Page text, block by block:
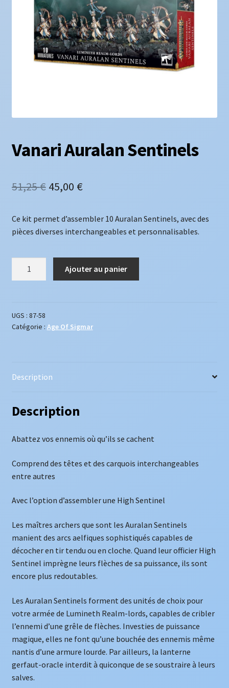
Vanari Auralan Sentinels
51,25€ Le
initial
51,25 €.
45,00 €Le
actuel
45,00 €.
Ce kit permet d’assembler 10 Auralan Sentinels, avec des
pièces diverses interchangeables et personnalisables.
Sentinels
Ajouter au panier
UGS : 87-58
Catégorie : Age Of Sigmar
Description
Description
Abattez vos ennemis où qu’ils se cachent
Comprend des têtes et des carquois interchangeables
entre autres
Avec l’option d’assembler une High Sentinel
Les maîtres archers que sont les Auralan Sentinels
manient des arcs aelfiques sophistiqués capables de
décocher en tir tendu ou en cloche. Quand leur officier High
Sentinel imprègne leurs flèches de sa puissance, ils sont
encore plus redoutables.
Les Auralan Sentinels forment des unités de choix pour
votre armée de Lumineth Realm-lords, capables de cribler
l’ennemi d’une grêle de flèches. Investies de puissance
magique, elles ne font qu’une bouchée des ennemis même
nantis d’une armure lourde. Par ailleurs, la lanterne
gerfaut-oracle interdit à quiconque de se soustraire à leurs
salves.